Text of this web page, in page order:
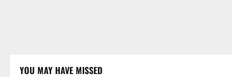
YOU MAY HAVE MISSED